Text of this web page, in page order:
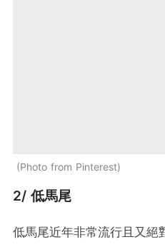
Photo from Pinterest
2/ 低馬尾
低馬尾近年非常流行且又絕